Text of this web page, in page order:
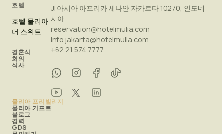
호텔
호텔 물리아
더 스위트
결혼식
회의
식사
Jl.아시아 아프리카 세나얀 자카르타 10270, 인도네
시아
reservation@hotelmulia.com
info.jakarta@hotelmulia.com
+62 21 574 7777
물리아 프리빌리지
물리아 기프트
블로그
경력
GDS